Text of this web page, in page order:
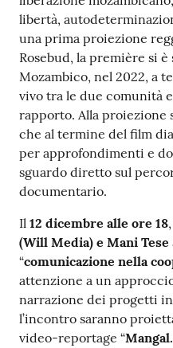
libertà,
una prima proiezione
Rosebud, la première si è
Mozambico, nel 2022, a
vivo tra le due comunità
rapporto. Alla proiezione
che al termine del film
per approfondimenti e
sguardo diretto sul
documentario.
Il 12 dicembre alle ore 18
(Will Media) e Mani Tese
“comunicazione nella
attenzione a un
narrazione dei progetti
l’incontro saranno
video-reportage “